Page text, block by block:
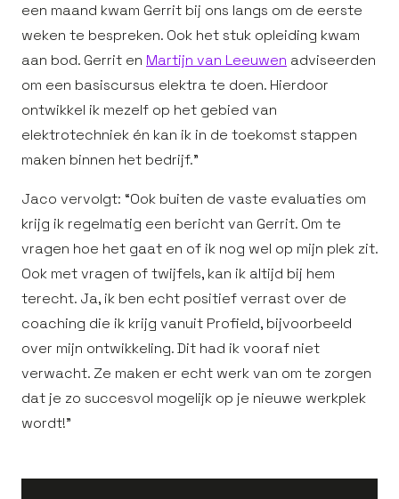
een maand kwam Gerrit bij ons langs om de eerste
weken te bespreken. Ook het stuk opleiding kwam
aan bod. Gerrit en Martijn van Leeuwen adviseerden
om een basiscursus elektra te doen. Hierdoor
ontwikkel ik mezelf op het gebied van
elektrotechniek én kan ik in de toekomst stappen
maken binnen het bedrijf.”
Jaco vervolgt: “Ook buiten de vaste evaluaties om
krijg ik regelmatig een bericht van Gerrit. Om te
vragen hoe het gaat en of ik nog wel op mijn plek zit.
Ook met vragen of twijfels, kan ik altijd bij hem
terecht. Ja, ik ben echt positief verrast over de
coaching die ik krijg vanuit Profield, bijvoorbeeld
over mijn ontwikkeling. Dit had ik vooraf niet
verwacht. Ze maken er echt werk van om te zorgen
dat je zo succesvol mogelijk op je nieuwe werkplek
wordt!”